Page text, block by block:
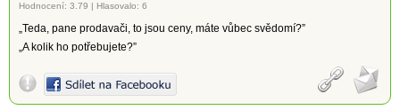
Hodnocení: 3.79 | Hlasovalo: 6
„Teda, pane prodavači, to jsou ceny, máte vůbec svědomí?”
„A kolik ho potřebujete?”